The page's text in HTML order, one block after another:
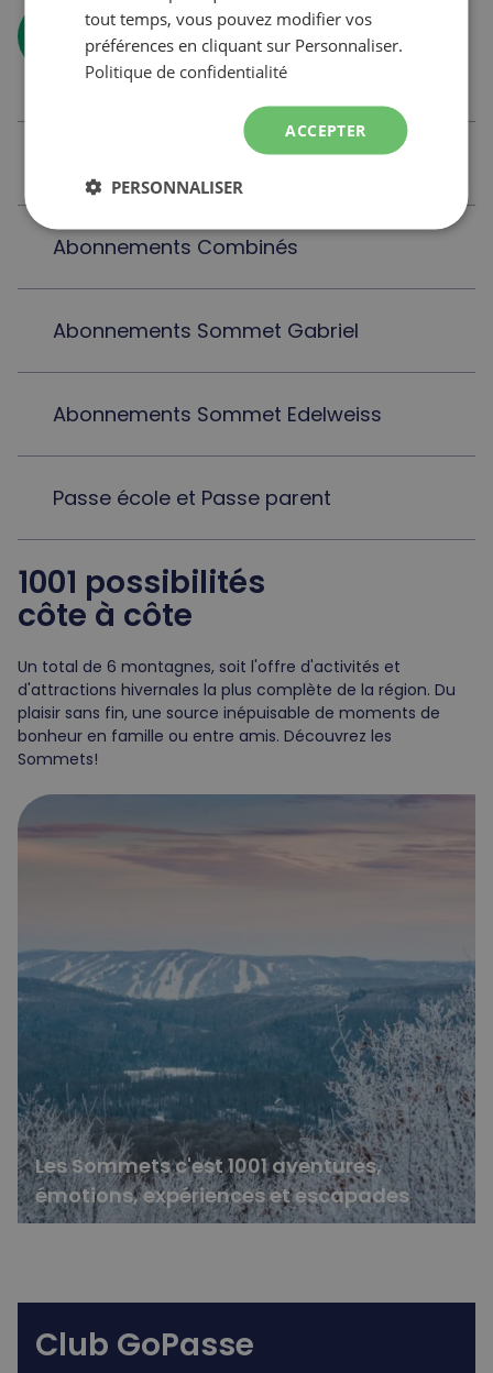
Comparer les validités arrow_forward
Abonnements les Sommets
Abonnements Combinés
Abonnements Sommet Gabriel
Abonnements Sommet Edelweiss
Passe école et Passe parent
1001 possibilités
côte à côte
Un total de 6 montagnes, soit l'offre d'activités et
d'attractions hivernales la plus complète de la région. Du
plaisir sans fin, une source inépuisable de moments de
bonheur en famille ou entre amis. Découvrez les
Sommets!
Les Sommets c'est 1001 aventures,
émotions, expériences et escapades
Club GoPasse
tout temps, vous pouvez modifier vos
préférences en cliquant sur Personnaliser.
Politique de confidentialité
ACCEPTER
PERSONNALISER